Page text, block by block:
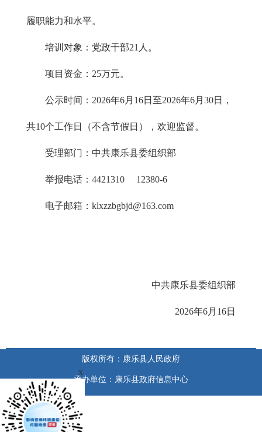
履职能力和水平。
培训对象：党政干部21人。
项目资金：25万元。
公示时间：2026年6月16日至2026年6月30日，
共10个工作日（不含节假日），欢迎监督。
受理部门：中共康乐县委组织部
举报电话：4421310 12380-6
电子邮箱：klxzzbgbjd@163.com
中共康乐县委组织部
2026年6月16日
版权所有：康乐县人民政府
承办单位：康乐县政府信息中心
x